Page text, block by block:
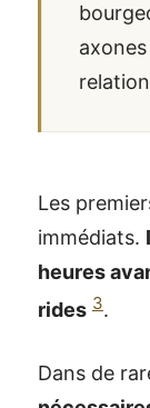
Les
immédiats.
heures
rides 3.
Dans de